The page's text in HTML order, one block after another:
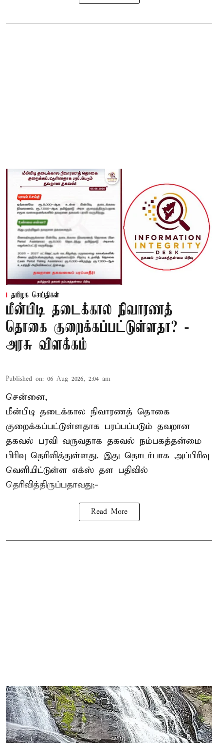
தமிழக செய்திகள்
மீன்பிடி தடைக்கால நிவாரணத்
தொகை குறைக்கப்பட்டுள்ளதா? -
அரசு விளக்கம்
Published on: 06 Aug 2026, 2:04 am
சென்னை,
மீன்பிடி தடைக்கால நிவாரணத் தொகை
குறைக்கப்பட்டுள்ளதாக பரப்பப்படும் தவறான
தகவல் பரவி வருவதாக தகவல் நம்பகத்தன்மை
பிரிவு தெரிவித்துள்ளது. இது தொடர்பாக அப்பிரிவு
வெளியிட்டுள்ள எக்ஸ் தள பதிவில்
தெரிவித்திருப்பதாவது;-
Read More